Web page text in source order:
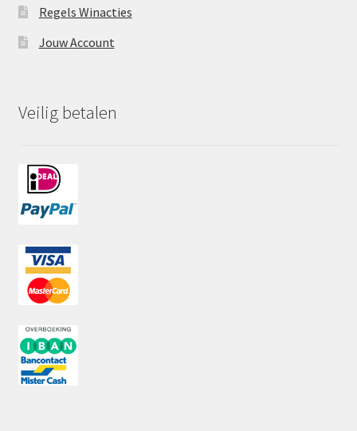
Regels Winacties
Jouw Account
Veilig betalen